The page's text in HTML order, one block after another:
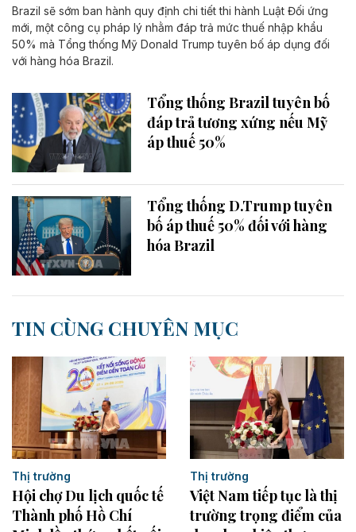
Brazil sẽ sớm ban hành quy định chi tiết thi hành Luật Đối ứng
mới, một công cụ pháp lý nhằm đáp trả mức thuế nhập khẩu
50% mà Tổng thống Mỹ Donald Trump tuyên bố áp dụng đối
với hàng hóa Brazil.
Tổng thống Brazil tuyên bố
đáp trả tương xứng nếu Mỹ
áp thuế 50%
Tổng thống D.Trump tuyên
bố áp thuế 50% đối với hàng
hóa Brazil
TIN CÙNG CHUYÊN MỤC
Thị trường
Hội chợ Du lịch quốc tế
Thành phố Hồ Chí
Thị trường
Việt Nam tiếp tục là thị
trường trọng điểm của